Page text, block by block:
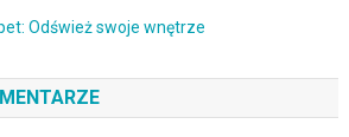
Odśwież swoje wnętrze